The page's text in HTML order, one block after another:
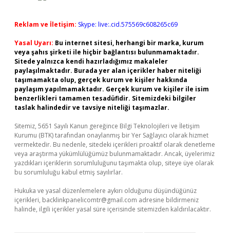
Reklam ve İletişim: Skype: live:.cid.575569c608265c69
Yasal Uyarı: Bu internet sitesi, herhangi bir marka, kurum
veya şahıs şirketi ile hiçbir bağlantısı bulunmamaktadır.
Sitede yalnızca kendi hazırladığımız makaleler
paylaşılmaktadır. Burada yer alan içerikler haber niteliği
taşımamakta olup, gerçek kurum ve kişiler hakkında
paylaşım yapılmamaktadır. Gerçek kurum ve kişiler ile isim
benzerlikleri tamamen tesadüfidir. Sitemizdeki bilgiler
taslak halindedir ve tavsiye niteliği taşımazlar.
Sitemiz, 5651 Sayılı Kanun gereğince Bilgi Teknolojileri ve İletişim
Kurumu (BTK) tarafından onaylanmış bir Yer Sağlayıcı olarak hizmet
vermektedir. Bu nedenle, sitedeki içerikleri proaktif olarak denetleme
veya araştırma yükümlülüğümüz bulunmamaktadır. Ancak, üyelerimiz
yazdıkları içeriklerin sorumluluğunu taşımakta olup, siteye üye olarak
bu sorumluluğu kabul etmiş sayılırlar.
Hukuka ve yasal düzenlemelere aykırı olduğunu düşündüğünüz
içerikleri, backlinkpanelicomtr@gmail.com adresine bildirmeniz
halinde, ilgili içerikler yasal süre içerisinde sitemizden kaldırılacaktır.